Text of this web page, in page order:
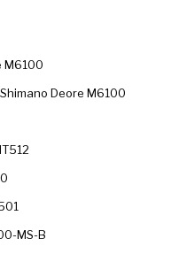
M6100
Deore M6100
MS-B